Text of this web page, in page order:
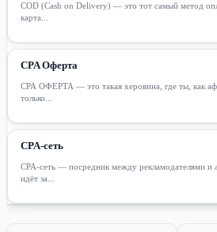
COD (Cash on Delivery) — это тот самый метод
карта...
CPA Оферта
CPA ОФЕРТА — это такая херовина, где ты, как
только...
CPA-сеть
CPA-сеть — посредник между рекламодателями и
идёт за...